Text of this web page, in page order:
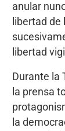
anular
libertad
libertad
Durante la
la prensa
la